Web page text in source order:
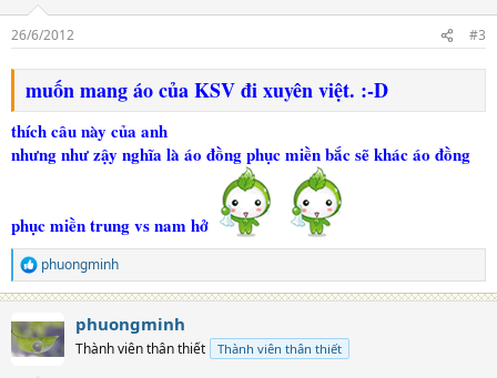
s
26/6/2012 #3
muốn mang áo của KSV đi xuyên việt. :-D
thích câu này của anh
nhưng như zậy nghĩa là áo đồng phục miền bắc sẽ khác áo đồng
phục miền trung vs nam hở
R
e
c
t
i
phuongminh
phuongminh
Thành viên thân thiết Thành viên thân thiết